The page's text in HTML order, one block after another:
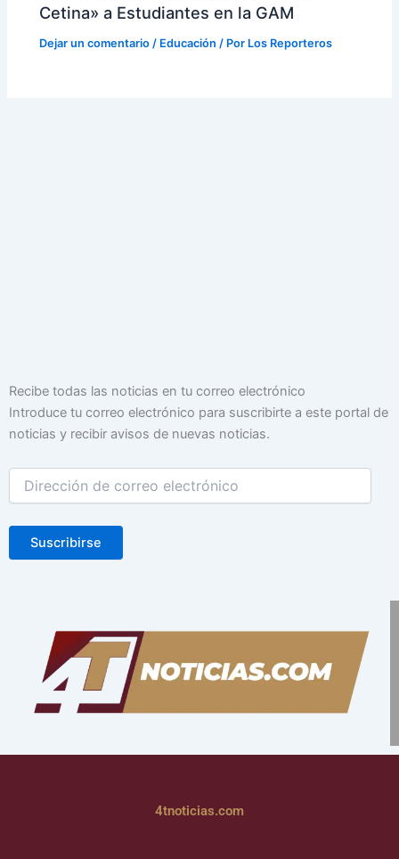
Cetina» a Estudiantes en la GAM
Dejar un comentario / Educación / Por Los Reporteros
Recibe todas las noticias en tu correo electrónico
Introduce tu correo electrónico para suscribirte a este portal de
noticias y recibir avisos de nuevas noticias.
Dirección
de
electrónico
Suscribirse
4tnoticias.com